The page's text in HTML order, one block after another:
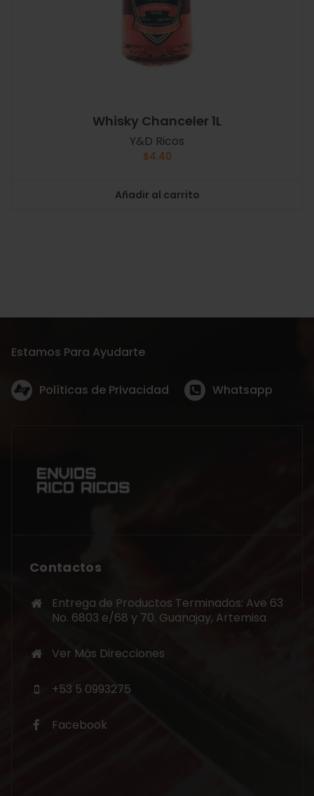
Whisky Chanceler 1L
Y&D Ricos
$4.40
Añadir al carrito
Estamos Para Ayudarte
Políticas de Privacidad Whatsapp
Contactos
Entrega de Productos Terminados: Ave 63
No. 6803 e/68 y 70. Guanajay, Artemisa
Ver Más Direcciones
+53 5 0993275
Facebook